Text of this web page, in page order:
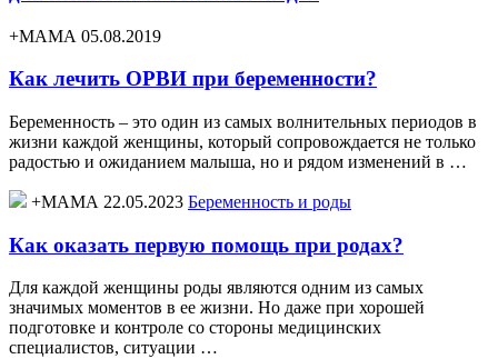
+МАМА 05.08.2019
Как лечить ОРВИ при беременности?
Беременность – это один из самых волнительных периодов в
жизни каждой женщины, который сопровождается не только
радостью и ожиданием малыша, но и рядом изменений в …
+МАМА 22.05.2023 Беременность и роды
Как оказать первую помощь при родах?
Для каждой женщины роды являются одним из самых
значимых моментов в ее жизни. Но даже при хорошей
подготовке и контроле со стороны медицинских
специалистов, ситуации …